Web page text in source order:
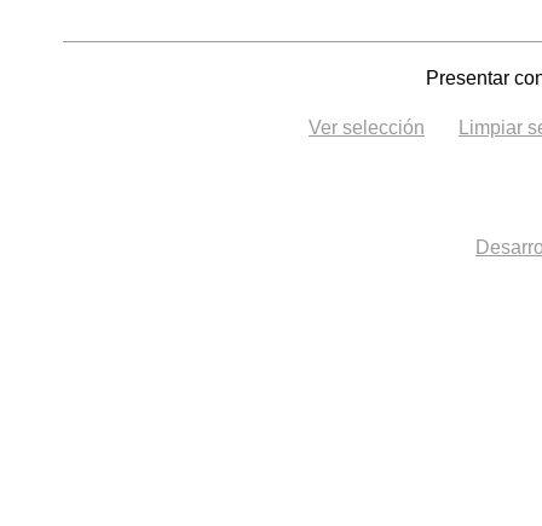
Presentar
Ver selección Limpiar